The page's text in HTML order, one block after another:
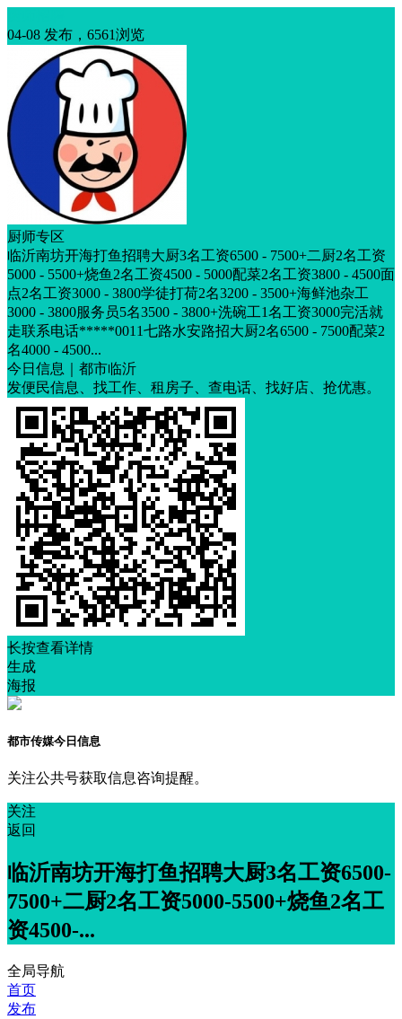
04-08 发布，6561浏览
厨师专区
临沂南坊开海打鱼招聘大厨3名工资6500 - 7500+二厨2名工资
5000 - 5500+烧鱼2名工资4500 - 5000配菜2名工资3800 - 4500面
点2名工资3000 - 3800学徒打荷2名3200 - 3500+海鲜池杂工
3000 - 3800服务员5名3500 - 3800+洗碗工1名工资3000完活就
走联系电话*****0011七路水安路招大厨2名6500 - 7500配菜2
名4000 - 4500...
今日信息｜都市临沂
发便民信息、找工作、租房子、查电话、找好店、抢优惠。
长按查看详情
生成
海报
都市传媒今日信息
关注公共号获取信息咨询提醒。
关注
返回
临沂南坊开海打鱼招聘大厨3名工资6500-
7500+二厨2名工资5000-5500+烧鱼2名工
资4500-...
全局导航
首页
发布